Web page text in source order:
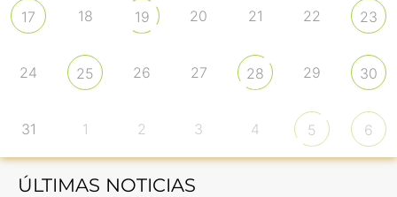
17 18 19 20 21 22 23
24 25 26 27 28 29 30
31 1 2 3 4 5 6
ÚLTIMAS NOTICIAS